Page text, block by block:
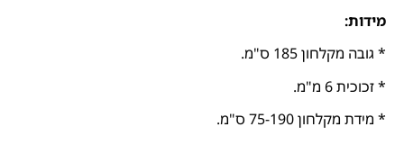
מידות:
* גובה מקלחון 185 ס"מ.
* זכוכית 6 מ"מ.
* מידת מקלחון 75-190 ס"מ.